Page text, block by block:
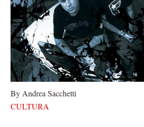
By Andrea Sacchetti
CULTURA